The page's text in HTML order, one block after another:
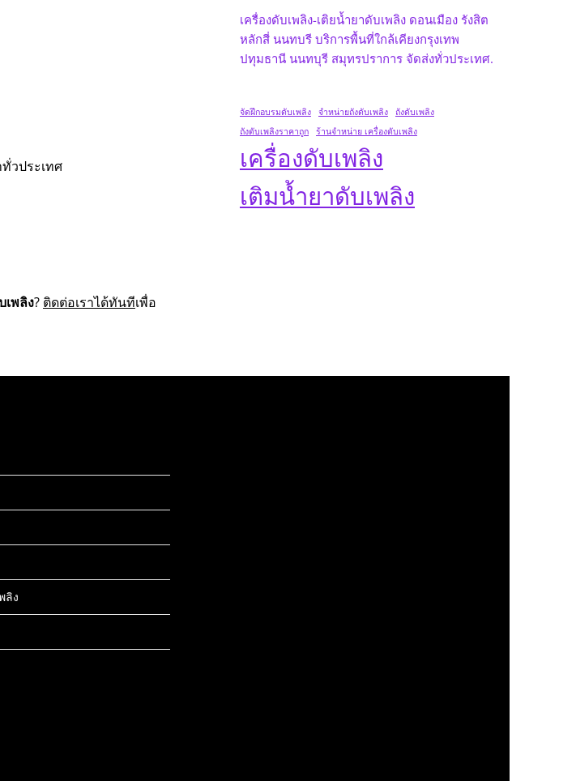
วประเทศ
พลิง? ติดต่อเราได้ทันทีเพื่อ
เครื่องดับเพลิง-เติยน้ำยาดับเพลิง ดอนเมือง รังสิต
หลักสี่ นนทบรี บริการพื้นที่ใกล้เคียงกรุงเทพ
ปทุมธานี นนทบุรี สมุทรปราการ จัดส่งทั่วประเทศ.
จัดฝึกอบรมดับเพลิง จำหน่ายถังดับเพลิง
ถังดับเพลิง
ถังดับเพลิงราคาถูก
ร้านจำหน่าย เครื่องดับเพลิง
เครื่องดับเพลิง
เติมน้ำยาดับเพลิง
ลิง